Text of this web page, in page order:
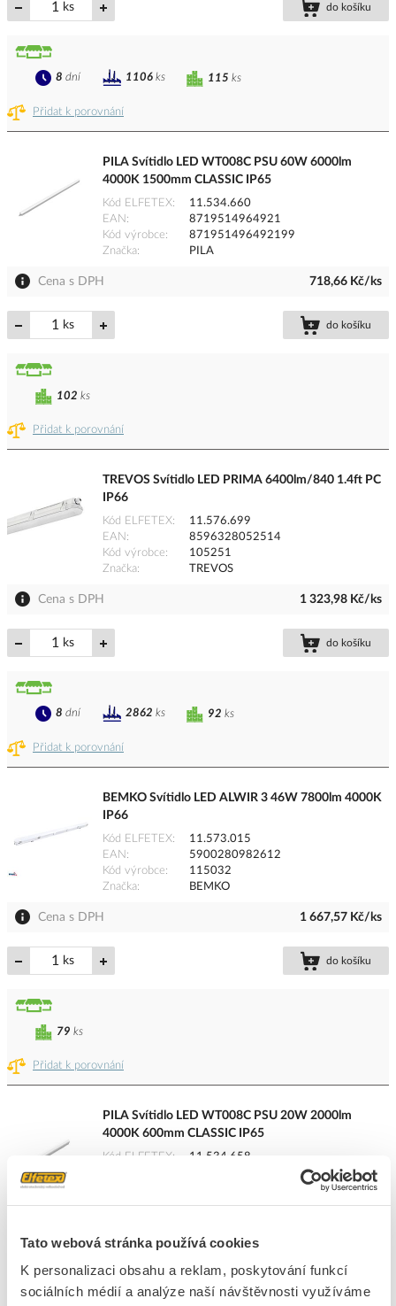
Tato webová stránka používá cookies
K personalizaci obsahu a reklam, poskytování funkcí
sociálních médií a analýze naší návštěvnosti využíváme
ks do košíku
Přidat k porovnání
115 ks
8 dní 1106 ks
PILA Svítidlo LED WT008C PSU 60W 6000lm
4000K 1500mm CLASSIC IP65
Kód ELFETEX
11.534.660
EAN
8719514964921
Kód výrobce
871951496492199
Značka
PILA
Cena s DPH 718,66 Kč/ks
ks do košíku
Přidat k porovnání
102 ks
TREVOS Svítidlo LED PRIMA 6400lm/840 1.4ft PC
IP66
Kód ELFETEX
11.576.699
EAN
8596328052514
Kód výrobce
105251
Značka
TREVOS
Cena s DPH 1 323,98 Kč/ks
ks do košíku
Přidat k porovnání
92 ks
8 dní 2862 ks
BEMKO Svítidlo LED ALWIR 3 46W 7800lm 4000K
IP66
Kód ELFETEX
11.573.015
EAN
5900280982612
Kód výrobce
115032
Značka
BEMKO
Cena s DPH 1 667,57 Kč/ks
ks do košíku
Přidat k porovnání
79 ks
PILA Svítidlo LED WT008C PSU 20W 2000lm
4000K 600mm CLASSIC IP65
Kód ELFETEX
11.534.658
Značka
PILA
Cena s DPH
ks